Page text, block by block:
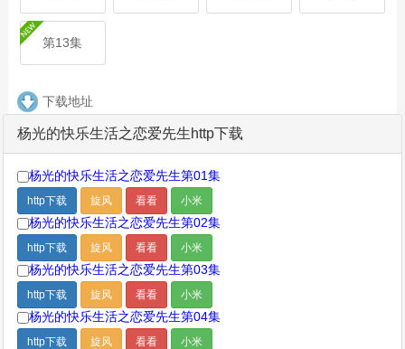
也变得十分微妙，杨光的幸福究竟会落
第13集
下载地址
杨光的快乐生活之恋爱先生http下载
杨光的快乐生活之恋爱先生第01集
http下载 旋风 看看 小米
杨光的快乐生活之恋爱先生第02集
http下载 旋风 看看 小米
杨光的快乐生活之恋爱先生第03集
http下载 旋风 看看 小米
杨光的快乐生活之恋爱先生第04集
http下载 旋风 看看 小米